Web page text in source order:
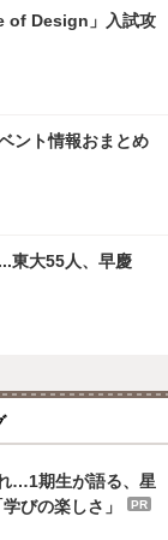
of Design」入試攻
ント情報おまとめ
東大55人、早慶
…1期生が語る、星
びの楽しさ」
PR